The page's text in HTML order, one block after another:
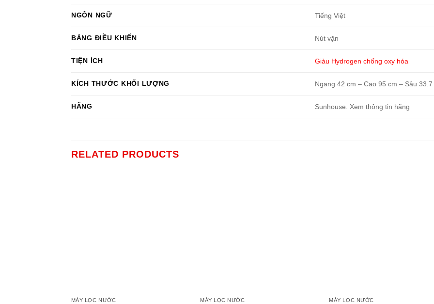
NGÔN NGỮ Tiếng Việt
BẢNG ĐIỀU KHIỂN Nút vặn
TIỆN ÍCH Giàu Hydrogen chống oxy hóa
KÍCH THƯỚC KHỐI LƯỢNG Ngang 42 cm – Cao 95 cm – Sâu
HÃNG Sunhouse. Xem thông tin hãng
RELATED PRODUCTS
MÁY LỌC NƯỚC MÁY LỌC NƯỚC MÁY LỌC NƯỚC